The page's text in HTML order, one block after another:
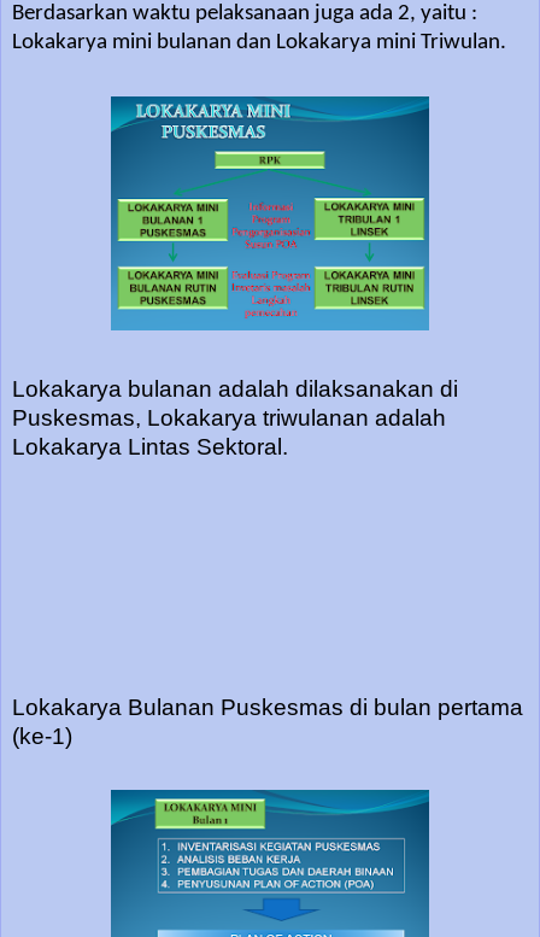
Berdasarkan waktu pelaksanaan juga ada 2, yaitu :
Lokakarya mini bulanan dan Lokakarya mini Triwulan.
Lokakarya bulanan adalah dilaksanakan di
Puskesmas, Lokakarya triwulanan adalah
Lokakarya Lintas Sektoral.
Lokakarya Bulanan Puskesmas di bulan pertama
(ke-1)